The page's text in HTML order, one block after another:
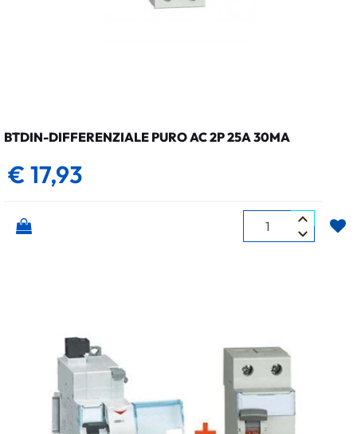
BTDIN-DIFFERENZIALE PURO AC 2P 25A 30MA
€ 17,93
Quantità